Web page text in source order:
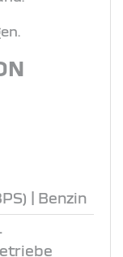
| Benzin